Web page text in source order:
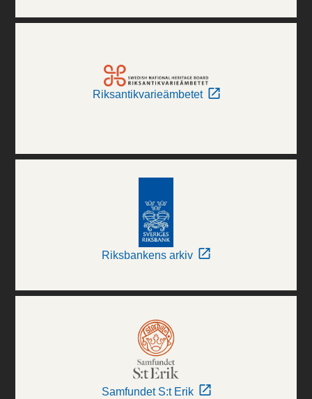
Riksantikvarieämbetet
Riksbankens arkiv
Samfundet S:t Erik